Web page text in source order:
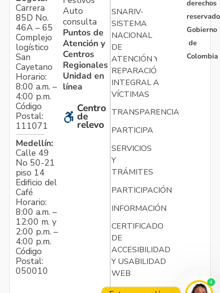
Carrera
85D No.
46A – 65
Complejo
logístico
San
Cayetano
Horario:
8:00 a.m. –
4:00 p.m.
Código
Postal:
111071
Medellín:
Calle 49
No 50-21
piso 14
Edificio del
Café
Horario:
8:00 a.m. –
12:00 m. y
2:00 p.m. –
4:00 p.m.
Código
Postal:
050010
Auto
consulta
Puntos de
Atención y
Centros
Regionales
Unidad en
línea
Centro
de
relevo
SNARIV-
SISTEMA
NACIONAL
DE
ATENCIÓN Y
REPARACIÓN
INTEGRAL A
VÍCTIMAS
TRANSPARENCIA
PARTICIPA
SERVICIOS
Y
TRÁMITES
PARTICIPACIÓN
INFORMACIÓN
CERTIFICADO
DE
ACCESIBILIDAD
Y USABILIDAD
WEB
derechos
Gobierno
de
Colombia
4